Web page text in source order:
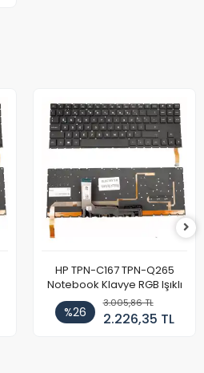
HP TPN-C167 TPN-Q265
Notebook Klavye RGB Işıklı
%26
3.005,86 TL
2.226,35 TL